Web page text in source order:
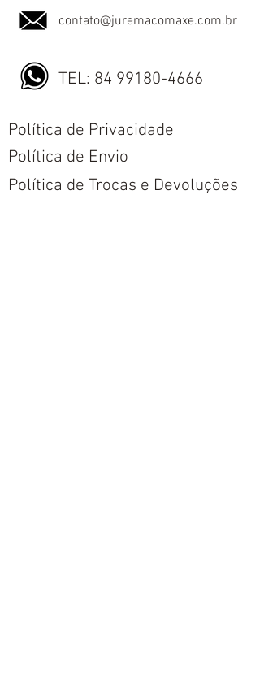
contato@juremacomaxe.com.br
TEL: 84 99180-4666
Política de Privacidade
Política de Envio
Política de Trocas e Devoluções